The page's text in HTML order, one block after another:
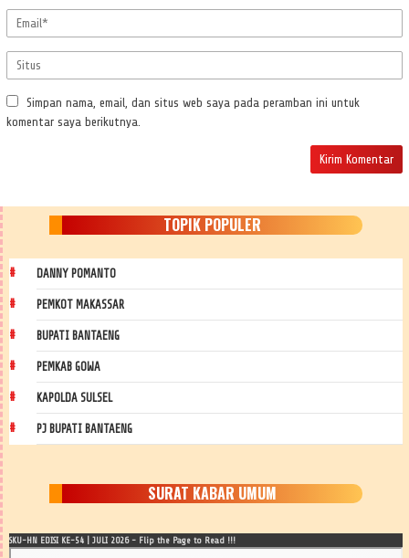
Simpan nama, email, dan situs web saya pada peramban ini untuk
komentar saya berikutnya.
TOPIK POPULER
DANNY POMANTO
PEMKOT MAKASSAR
BUPATI BANTAENG
PEMKAB GOWA
KAPOLDA SULSEL
PJ BUPATI BANTAENG
SURAT KABAR UMUM
SKU-HN EDISI KE-54 | JULI 2026 - Flip the Page to Read !!!